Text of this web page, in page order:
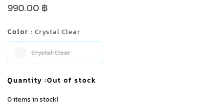
990.00 ฿
Color : Crystal Clear
Crystal Clear
Quantity :Out of stock
0 items in stock!